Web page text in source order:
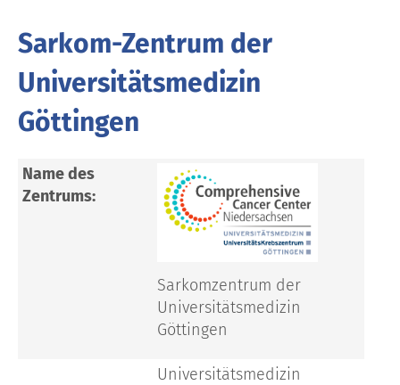
Sarkom-Zentrum der
Universitätsmedizin
Göttingen
Name des
Zentrums:
Sarkomzentrum der
Universitätsmedizin
Göttingen
Universitätsmedizin